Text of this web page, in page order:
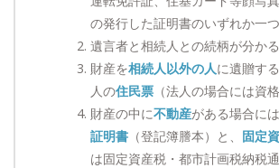
の発行した証明書のいずれか一つ
遺言者と相続人との続柄が分かる
財産を相続人以外の人に遺贈す
人の住民票 （法人の場合には資
財産の中に不動産がある場合に
証明書 （登記簿謄本）と、 固定
は固定資産税・都市計画税納税